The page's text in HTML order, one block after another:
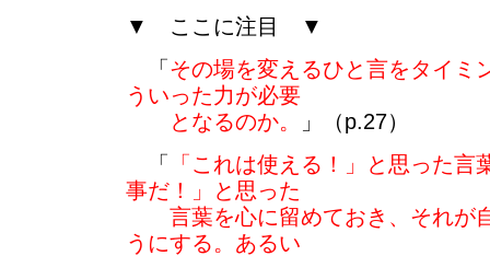
▼ ここに注目 ▼
「 その場を変えるひと言をタイミ
ういった力が必要
となるのか。
」（p.27）
「
「これは使える！」と思った
事だ！」と思った
言葉を心に留めておき、それが
うにする。あるい